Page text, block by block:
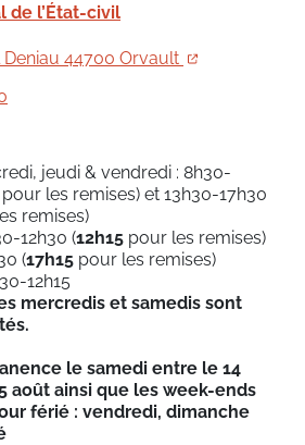
de l’État-civil
44700 Orvault
jeudi & vendredi : 8h30-
pour les remises) et 13h30-17h30
remises)
12h30 (12h15 pour les remises)
(17h15 pour les remises)
12h15
mercredis et samedis sont
le samedi entre le 14
août ainsi que les week-ends
férié : vendredi, dimanche